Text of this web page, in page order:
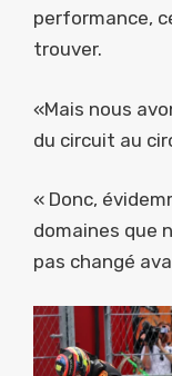
performance,
trouver.
«Mais nous
du circuit au
« Donc,
domaines que
pas changé